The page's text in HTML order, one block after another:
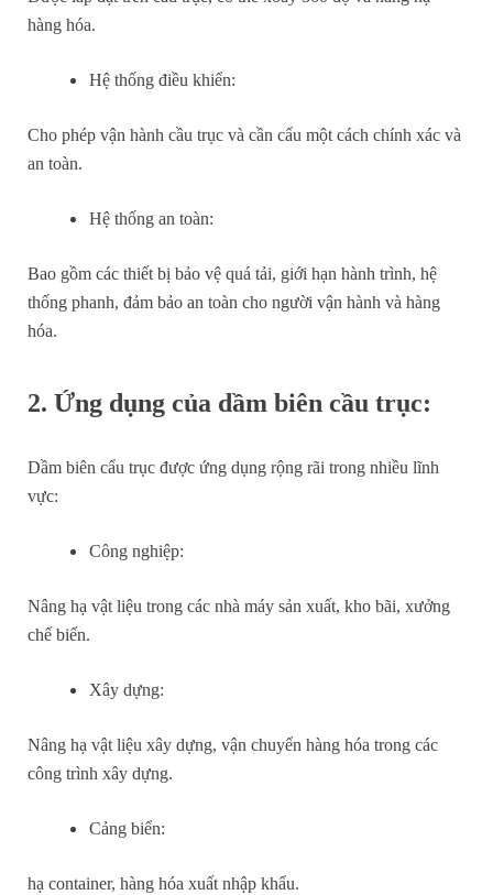
hàng hóa.
Hệ thống điều khiển:
Cho phép vận hành cầu trục và cần cẩu một cách chính xác và
an toàn.
Hệ thống an toàn:
Bao gồm các thiết bị bảo vệ quá tải, giới hạn hành trình, hệ
thống phanh, đảm bảo an toàn cho người vận hành và hàng
hóa.
2. Ứng dụng của dầm biên cầu trục:
Dầm biên cẩu trục được ứng dụng rộng rãi trong nhiều lĩnh
vực:
Công nghiệp:
Nâng hạ vật liệu trong các nhà máy sản xuất, kho bãi, xưởng
chế biến.
Xây dựng:
Nâng hạ vật liệu xây dựng, vận chuyển hàng hóa trong các
công trình xây dựng.
Cảng biển:
hạ container, hàng hóa xuất nhập khẩu.